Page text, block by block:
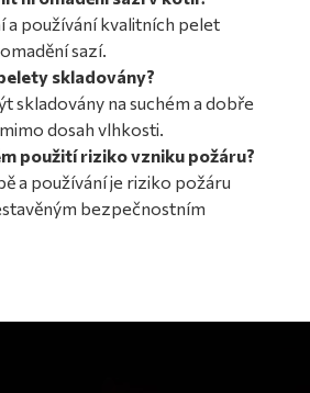
a používání kvalitních pelet
sazí.
skladovány?
skladovány na suchém a dobře
dosah vlhkosti.
použití riziko vzniku požáru?
a používání je riziko požáru
bezpečnostním